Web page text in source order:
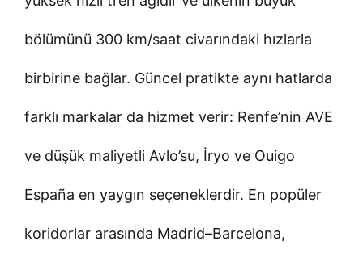
bölümünü 300 km/saat civarındaki hızlarla
birbirine bağlar. Güncel pratikte aynı hatlarda
farklı markalar da hizmet verir: Renfe’nin AVE
ve düşük maliyetli Avlo’su, İryo ve Ouigo
España en yaygın seçeneklerdir. En popüler
koridorlar arasında Madrid–Barcelona,